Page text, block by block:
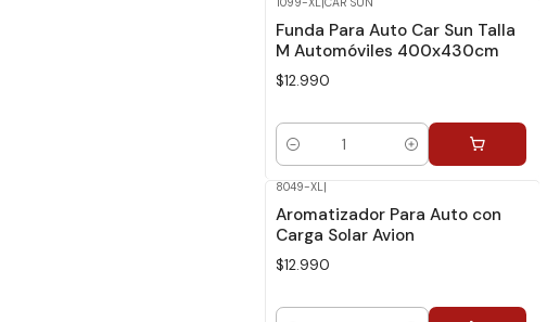
1099-XL CAR SUN
Funda Para Auto Car Sun Talla
M Automóviles 400x430cm
$12.990
Cantidad
8049-XL
Aromatizador Para Auto con
Carga Solar Avion
$12.990